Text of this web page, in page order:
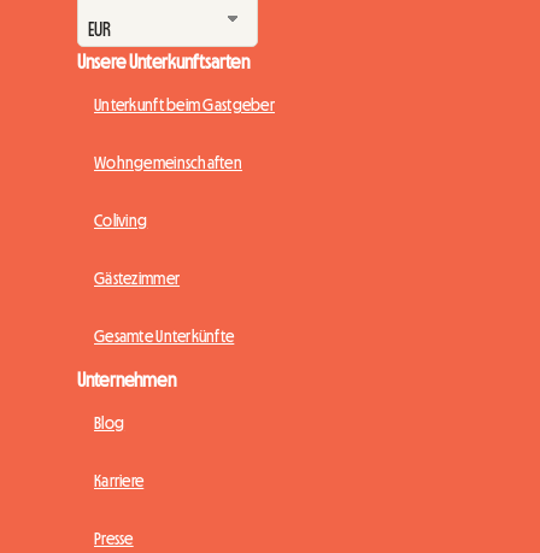
Unsere Unterkunftsarten
Unterkunft beim Gastgeber
Wohngemeinschaften
Coliving
Gästezimmer
Gesamte Unterkünfte
Unternehmen
Blog
Karriere
Presse